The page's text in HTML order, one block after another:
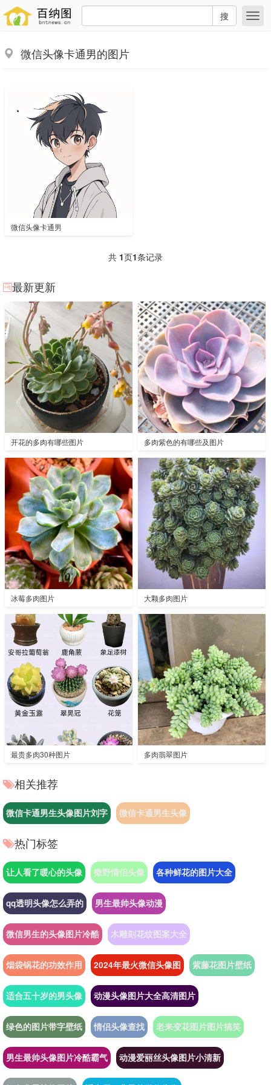
搜
微信头像卡通男的图片
微信头像卡通男
共 1页1条记录
最新更新
开花的多肉有哪些图片 多肉紫色的有哪些及图片
冰莓多肉图片 大颗多肉图片
最贵多肉30种图片 多肉翡翠图片
相关推荐
微信卡通男生头像图片刘字 微信卡通男生头像
热门标签
让人看了暖心的头像 撒野情侣头像 各种鲜花的图片大全
qq透明头像怎么弄的 男生最帅头像动漫
微信男生的头像图片冷酷 木雕刻花纹图案大全
烟袋锅花的功效作用 2024年最火微信头像图 紫藤花图片壁纸
适合五十岁的男头像 动漫头像图片大全高清图片
绿色的图片带字壁纸 情侣头像查找 老来变花图片图片搞笑
男生最帅头像图片冷酷霸气 动漫爱丽丝头像图片小清新